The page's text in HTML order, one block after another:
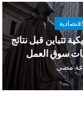
تتباين قبل نتائج
سوق العمل